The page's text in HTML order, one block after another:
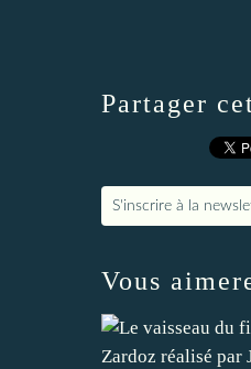
Partager
S'inscrire à la
Vous